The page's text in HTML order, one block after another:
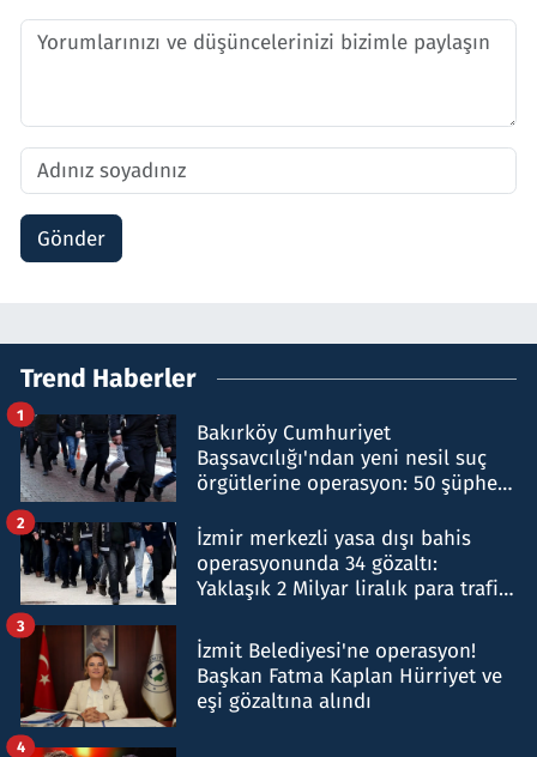
Gönder
Trend Haberler
Bakırköy Cumhuriyet
Başsavcılığı'ndan yeni nesil suç
örgütlerine operasyon: 50 şüpheli
1
İzmir merkezli yasa dışı bahis
operasyonunda 34 gözaltı:
Yaklaşık 2 Milyar liralık para trafiği
2
İzmit Belediyesi'ne operasyon!
Başkan Fatma Kaplan Hürriyet ve
eşi gözaltına alındı
3
4